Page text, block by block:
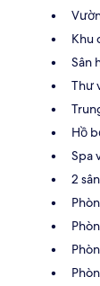
Khu
Sân
Thư
Hồ
Spa
2